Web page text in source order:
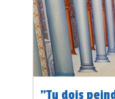
"Tu dois